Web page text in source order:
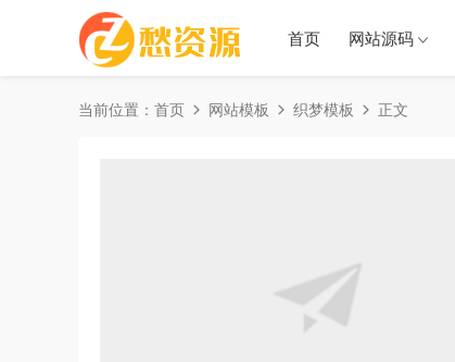
首页 网站源码
当前位置： 首页 网站模板 织梦模板 正文